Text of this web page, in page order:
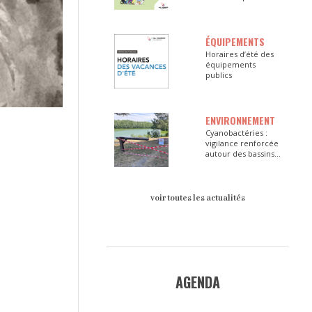
ÉQUIPEMENTS
Horaires d’été des
équipements
publics
ENVIRONNEMENT
Cyanobactéries :
vigilance renforcée
autour des bassins
voir toutes les actualités
AGENDA